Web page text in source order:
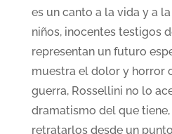
es un canto a la vida y a
niños, inocentes testigos
representan un futuro
muestra el dolor y horror
guerra, Rossellini no lo
dramatismo del que
retratarlos desde un